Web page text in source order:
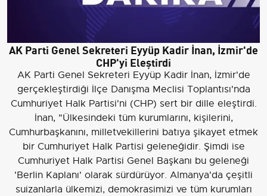
AK Parti Genel Sekreteri Eyyüp Kadir İnan, İzmir'de
CHP'yi Eleştirdi
AK Parti Genel Sekreteri Eyyüp Kadir İnan, İzmir'de
gerçekleştirdiği İlçe Danışma Meclisi Toplantısı'nda
Cumhuriyet Halk Partisi'ni (CHP) sert bir dille eleştirdi.
İnan, "Ülkesindeki tüm kurumlarını, kişilerini,
Cumhurbaşkanını, milletvekillerini batıya şikayet etmek
bir Cumhuriyet Halk Partisi geleneğidir. Şimdi ise
Cumhuriyet Halk Partisi Genel Başkanı bu geleneği
'Berlin Kaplanı' olarak sürdürüyor. Almanya'da çeşitli
suizanlarla ülkemizi, demokrasimizi ve tüm kurumları